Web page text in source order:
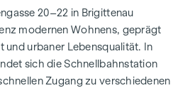
Raumklima sorgt.
Sonnenschutz und
Wohnambiente, selbst an
20–22 in Brigittenau
modernen Wohnens, geprägt
und urbaner Lebensqualität. In
sich die Schnellbahnstation
Zugang zu verschiedenen